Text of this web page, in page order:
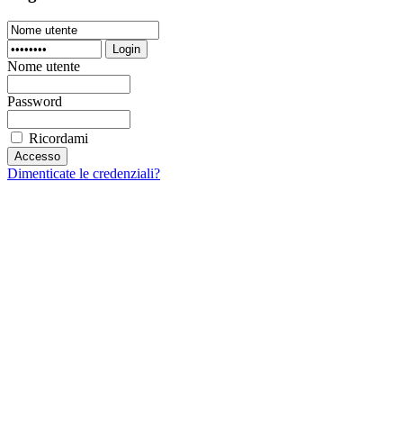
Login
Nome utente
Password
Ricordami
Dimenticate le credenziali?